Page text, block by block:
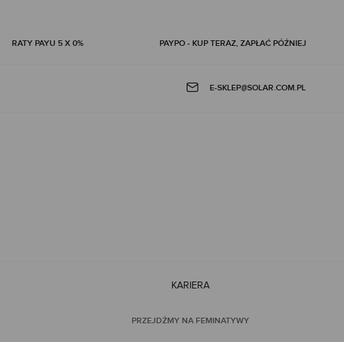
RATY PAYU 5 X 0% PAYPO - KUP TERAZ, ZAPŁAĆ PÓŹNIEJ
E-SKLEP@SOLAR.COM.PL
KARIERA
PRZEJDŹMY NA FEMINATYWY